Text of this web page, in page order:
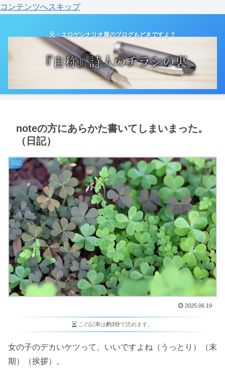
コンテンツへスキップ
元・エロゲシナリオ屋のブログもどきですよ？
noteの方にあらかた書いてしまいまった。
（日記）
日記
2025.06.19
この記事は約3分で読めます。
女の子のデカいケツって、いいですよね（うっとり）（末
期）（挨拶）。